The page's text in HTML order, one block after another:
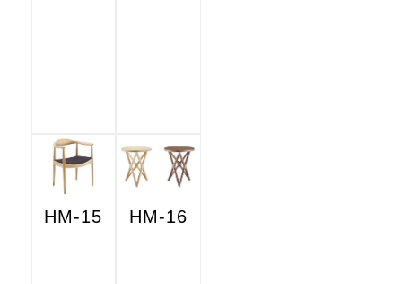
HM-15 HM-16